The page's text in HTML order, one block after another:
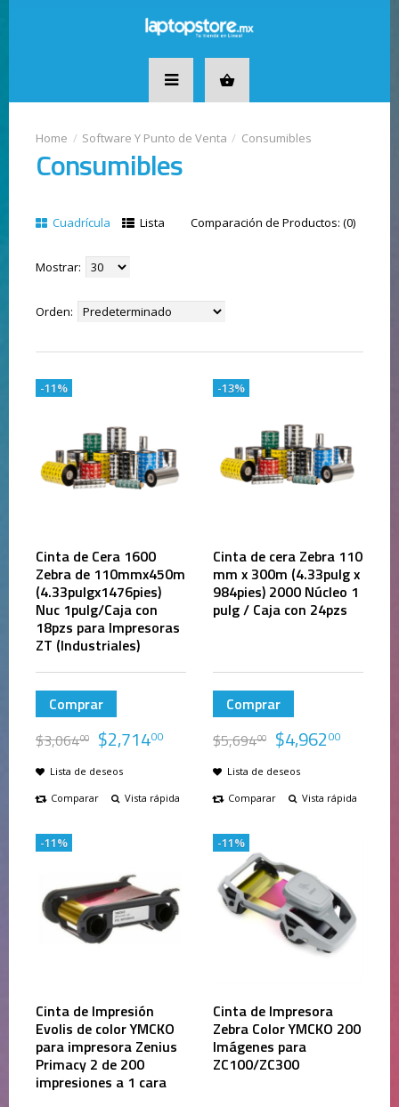
Software Y Punto de Venta Consumibles
Consumibles
Cuadrícula Lista Comparación de Productos: (0)
Mostrar:
Orden:
Cinta de Cera 1600
Zebra de 110mmx450m
(4.33pulgx1476pies)
Nuc 1pulg/Caja con
18pzs para Impresoras
ZT (Industriales)
Comprar
$3,06400 $2,71400
Lista de deseos
Comparar
Vista rápida
-11%
Cinta de cera Zebra 110
mm x 300m (4.33pulg x
984pies) 2000 Núcleo 1
pulg / Caja con 24pzs
Comprar
$5,69400 $4,96200
Lista de deseos
Comparar
Vista rápida
-13%
Cinta de Impresión
Evolis de color YMCKO
para impresora Zenius
Primacy 2 de 200
impresiones a 1 cara
-11%
Cinta de Impresora
Zebra Color YMCKO 200
Imágenes para
ZC100/ZC300
-11%